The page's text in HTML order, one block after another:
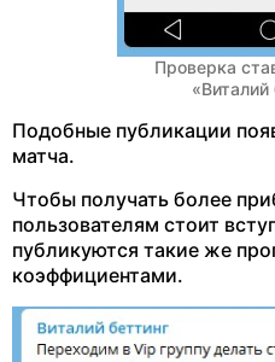
Проверка
«Виталий
Подобные публикации
матча.
Чтобы получать более
пользователям стоит
публикуются такие же
коэффициентами.